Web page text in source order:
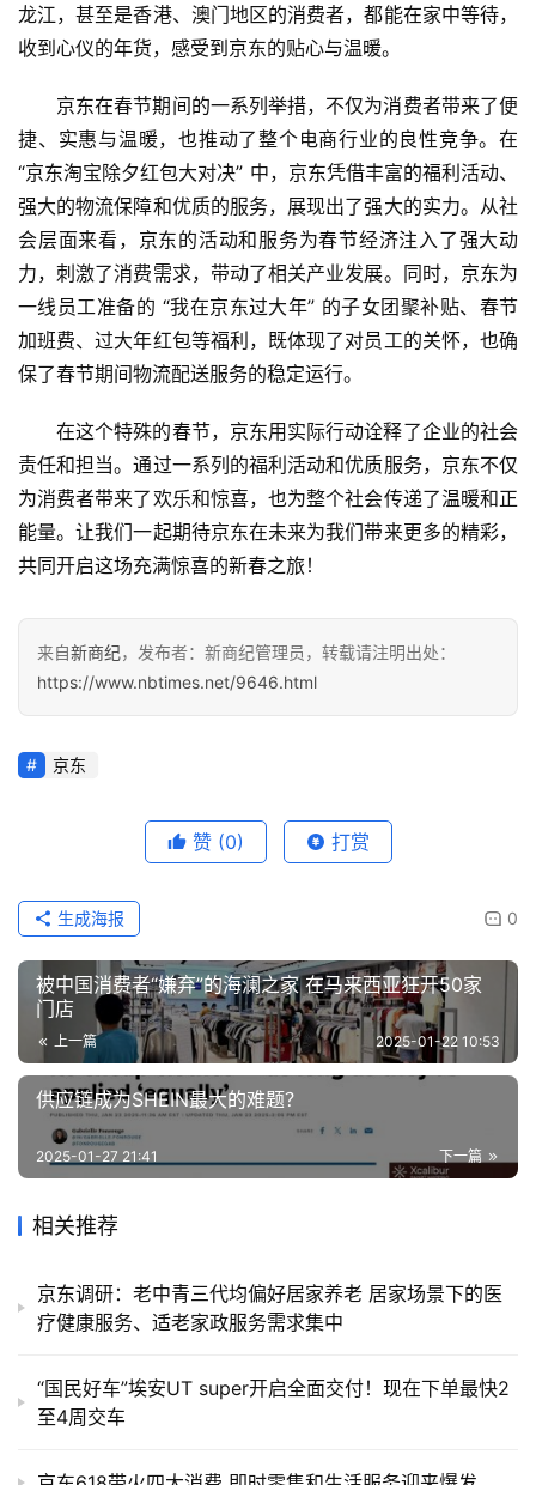
龙江，甚至是香港、澳门地区的消费者，都能在家中等待，
收到心仪的年货，感受到京东的贴心与温暖。
京东在春节期间的一系列举措，不仅为消费者带来了便
捷、实惠与温暖，也推动了整个电商行业的良性竞争。在
“京东淘宝除夕红包大对决” 中，京东凭借丰富的福利活动、
强大的物流保障和优质的服务，展现出了强大的实力。从社
会层面来看，京东的活动和服务为春节经济注入了强大动
力，刺激了消费需求，带动了相关产业发展。同时，京东为
一线员工准备的 “我在京东过大年” 的子女团聚补贴、春节
加班费、过大年红包等福利，既体现了对员工的关怀，也确
保了春节期间物流配送服务的稳定运行。
在这个特殊的春节，京东用实际行动诠释了企业的社会
责任和担当。通过一系列的福利活动和优质服务，京东不仅
为消费者带来了欢乐和惊喜，也为整个社会传递了温暖和正
能量。让我们一起期待京东在未来为我们带来更多的精彩，
共同开启这场充满惊喜的新春之旅！
来自新商纪，发布者：新商纪管理员，转载请注明出处：
https://www.nbtimes.net/9646.html
京东
赞 (0) 打赏
0
生成海报
被中国消费者“嫌弃”的海澜之家 在马来西亚狂开50家
门店
上一篇 2025-01-22 10:53
供应链成为SHEIN最大的难题？
下一篇
2025-01-27 21:41
相关推荐
京东调研：老中青三代均偏好居家养老 居家场景下的医
疗健康服务、适老家政服务需求集中
“国民好车”埃安UT super开启全面交付！现在下单最快2
至4周交车